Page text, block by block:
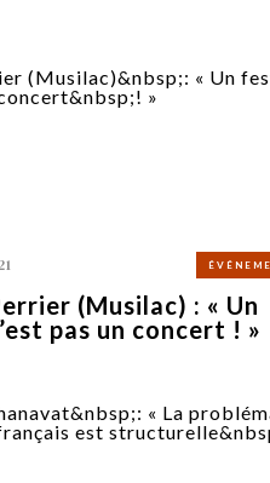
(Musilac) : « Un
pas un concert ! »